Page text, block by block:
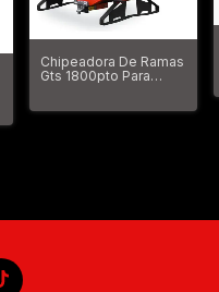
Chipeadora De Ramas
Gts 1800pto Para